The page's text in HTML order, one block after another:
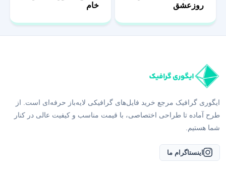
روزعشق
خام
ایگوری گرافیک مرجع خرید فایل‌های گرافیکی لایه‌باز حرفه‌ای است. از
طرح آماده تا طراحی اختصاصی، با قیمت مناسب و کیفیت عالی در کنار
شما هستیم.
اینستاگرام ما